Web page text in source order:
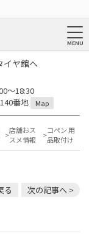
イヤ館へ
～18:30
番地
Map
店舗おス
スメ情報
コペン 用
品取付け
る 次の記事へ >